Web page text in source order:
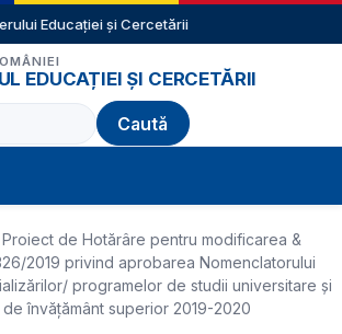
Educației și Cercetării
EDUCAȚIEI ȘI CERCETĂRII
de Hotărâre pentru modificarea &
2019 privind aprobarea Nomenclatorului
programelor de studii universitare şi
învăţământ superior 2019-2020